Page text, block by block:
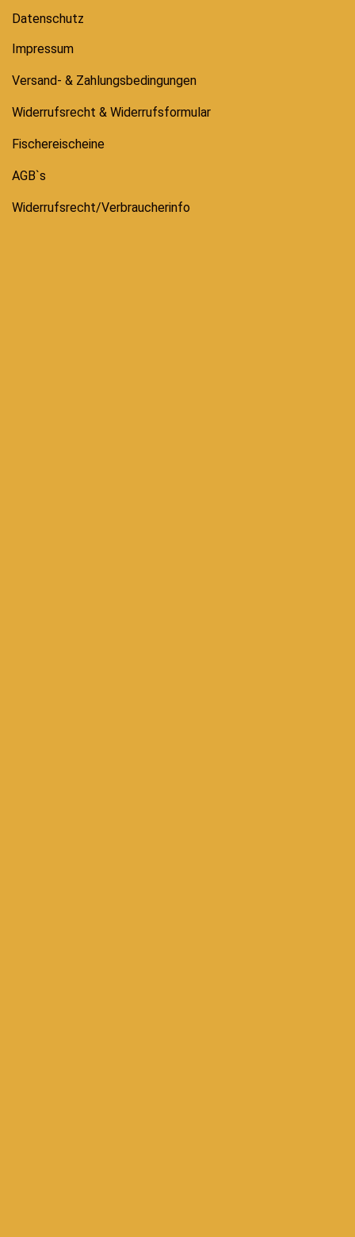
Datenschutz
Impressum
Versand- & Zahlungsbedingungen
Widerrufsrecht & Widerrufsformular
Fischereischeine
AGB`s
Widerrufsrecht/Verbraucherinfo